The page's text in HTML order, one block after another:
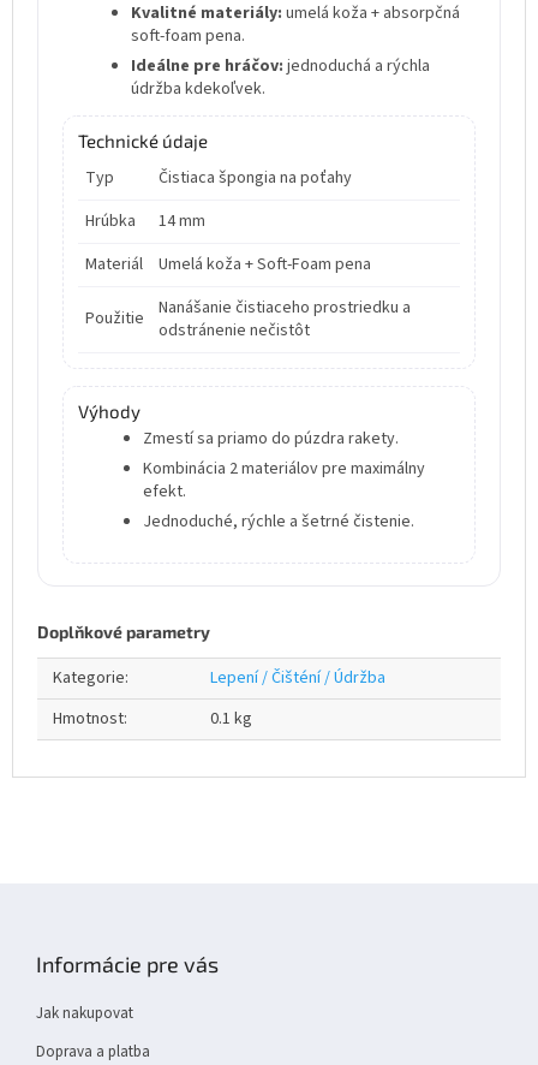
Kvalitné materiály: umelá koža + absorpčná
soft-foam pena.
Ideálne pre hráčov: jednoduchá a rýchla
údržba kdekoľvek.
Technické údaje
Typ
Čistiaca špongia na poťahy
Hrúbka
14 mm
Materiál
Umelá koža + Soft-Foam pena
Použitie
Nanášanie čistiaceho prostriedku a
odstránenie nečistôt
Výhody
Zmestí sa priamo do púzdra rakety.
Kombinácia 2 materiálov pre maximálny
efekt.
Jednoduché, rýchle a šetrné čistenie.
Doplňkové parametry
Kategorie:
Lepení / Čišténí / Údržba
Hmotnost: 0.1 kg
Informácie pre vás
Jak nakupovat
Doprava a platba